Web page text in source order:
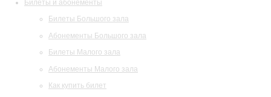
Билеты и абонементы
Билеты Большого зала
Абонементы Большого зала
Билеты Малого зала
Абонементы Малого зала
Как купить билет